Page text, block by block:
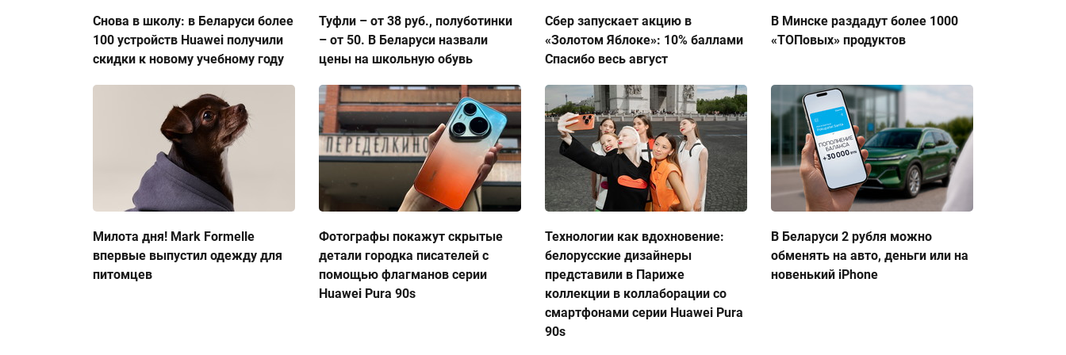
Снова в школу: в Беларуси более
100 устройств Huawei получили
скидки к новому учебному году
Туфли – от 38 руб., полуботинки
– от 50. В Беларуси назвали
цены на школьную обувь
Сбер запускает акцию в
«Золотом Яблоке»: 10% баллами
Спасибо весь август
В Минске раздадут более 1000
«ТОПовых» продуктов
Милота дня! Mark Formelle
впервые выпустил одежду для
питомцев
Фотографы покажут скрытые
детали городка писателей с
помощью флагманов серии
Huawei Pura 90s
Технологии как вдохновение:
белорусские дизайнеры
представили в Париже
коллекции в коллаборации со
смартфонами серии Huawei Pura
90s
В Беларуси 2 рубля можно
обменять на авто, деньги или на
новенький iPhone